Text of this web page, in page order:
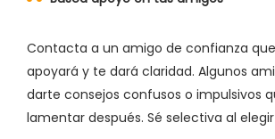
Contacta a un amigo de confianza
apoyará y te dará claridad. Algunos
darte consejos confusos o impulsivos
lamentar después. Sé selectiva al